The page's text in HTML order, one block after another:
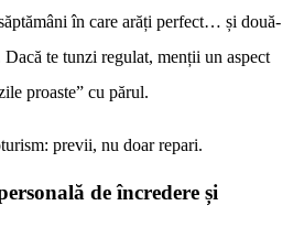
în care arăți perfect… și două-
Dacă te tunzi regulat, menții un aspect
proaste” cu părul.
previi, nu doar repari.
de încredere și